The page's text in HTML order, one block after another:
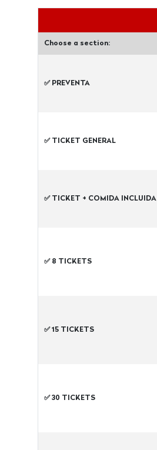
Choose a section:
✅ PREVENTA
✅ TICKET GENERAL
✅ TICKET + COMIDA INCLUIDA
✅ 8 TICKETS
✅ 15 TICKETS
✅ 30 TICKETS